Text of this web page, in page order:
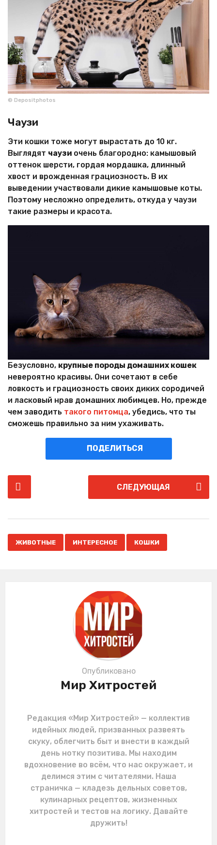
© Depositphotos
Чаузи
Эти кошки тоже могут вырастать до 10 кг.
Выглядят чаузи очень благородно: камышовый
оттенок шерсти, гордая мордашка, длинный
хвост и врожденная грациозность. В их
выведении участвовали дикие камышовые коты.
Поэтому несложно определить, откуда у чаузи
такие размеры и красота.
Безусловно, крупные породы домашних кошек
невероятно красивы. Они сочетают в себе
ловкость и грациозность своих диких сородичей
и ласковый нрав домашних любимцев. Но, прежде
чем заводить такого питомца, убедись, что ты
сможешь правильно за ним ухаживать.
ПОДЕЛИТЬСЯ
o
P
СЛЕДУЮЩАЯ
ЖИВОТНЫЕ ИНТЕРЕСНОЕ КОШКИ
Опубликовано
Мир Хитростей
Редакция «Мир Хитростей» — коллектив
идейных людей, призванных развеять
скуку, облегчить быт и внести в каждый
день нотку позитива. Мы находим
вдохновение во всём, что нас окружает, и
делимся этим с читателями. Наша
страничка — кладезь дельных советов,
кулинарных рецептов, жизненных
хитростей и тестов на логику. Давайте
дружить!